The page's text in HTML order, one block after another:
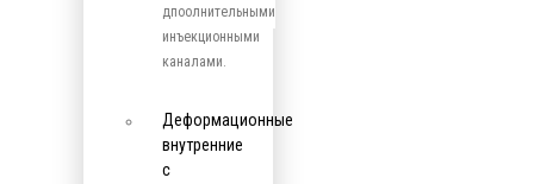
дпоолнительными
инъекционными
каналами.
Деформационные
внутренние
с